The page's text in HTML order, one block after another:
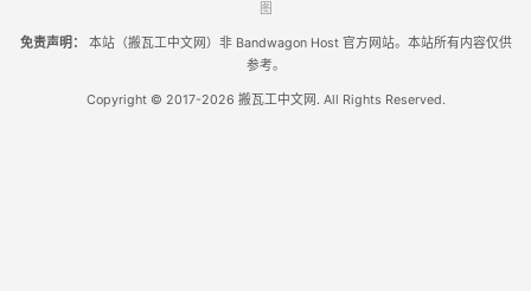
图
免责声明：
本站（搬瓦工中文网）非 Bandwagon Host 官方网站。本站所有内容仅供
参考。
Copyright © 2017-2026 搬瓦工中文网. All Rights Reserved.